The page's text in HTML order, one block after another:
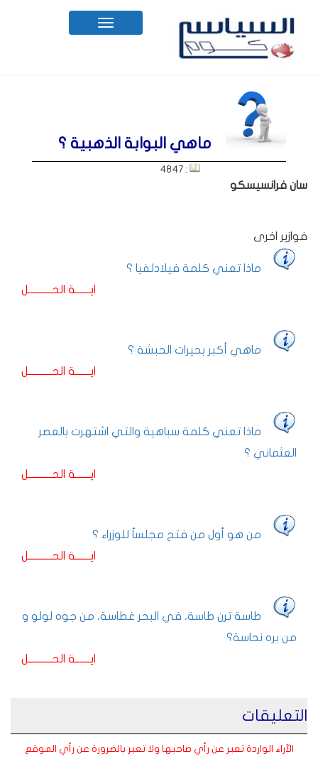
Toggle
navigation
ماهي البوابة الذهبية ؟
: 4847
سان فرانسيسكو
فوازير اخرى
ماذا تعني كلمة فيلادلفيا ؟
ايـــــــة الحـــــــــــل
ماهي أكبر بحيرات الحبشة ؟
ايـــــــة الحـــــــــــل
ماذا تعني كلمة سباهية والتي اشتهرت بالعصر
العثماني ؟
ايـــــــة الحـــــــــــل
من هو أول من فتح مجلساً للوزراء ؟
ايـــــــة الحـــــــــــل
طاسة ترن طاسة، في البحر غطاسة، من جوه لولو و
من بره نحاسة؟
ايـــــــة الحـــــــــــل
التعليقات
الآراء الواردة تعبر عن رأي صاحبها ولا تعبر بالضرورة عن رأي الموقع